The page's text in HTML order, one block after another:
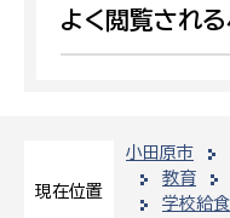
現在位置
小田原市
教育
学校給
よく閲覧され